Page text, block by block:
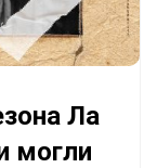
Ла
могли